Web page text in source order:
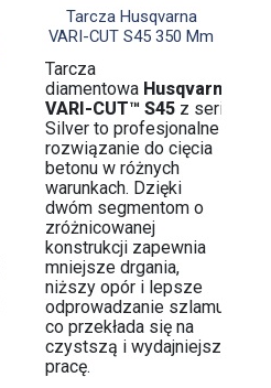
Szybki podgląd
Tarcza Husqvarna
VARI-CUT S45 350 Mm
Tarcza
diamentowa Husqvarna
VARI-CUT™ S45z serii
Silver to profesjonalne
rozwiązanie do cięcia
betonu w różnych
warunkach. Dzięki
dwóm segmentom o
zróżnicowanej
konstrukcji zapewnia
mniejsze drgania,
niższy opór i lepsze
odprowadzanie szlamu,
co przekłada się na
czystszą i wydajniejszą
pracę.